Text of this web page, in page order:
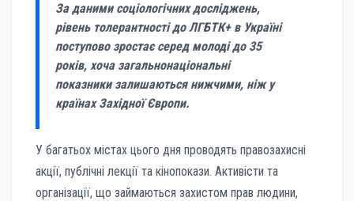
За даними соціологічних досліджень,
рівень толерантності до ЛГБТК+ в Україні
поступово зростає серед молоді до 35
років, хоча загальнонаціональні
показники залишаються нижчими, ніж у
країнах Західної Європи.
У багатьох містах цього дня проводять правозахисні
акції, публічні лекції та кінопокази. Активісти та
організації, що займаються захистом прав людини,